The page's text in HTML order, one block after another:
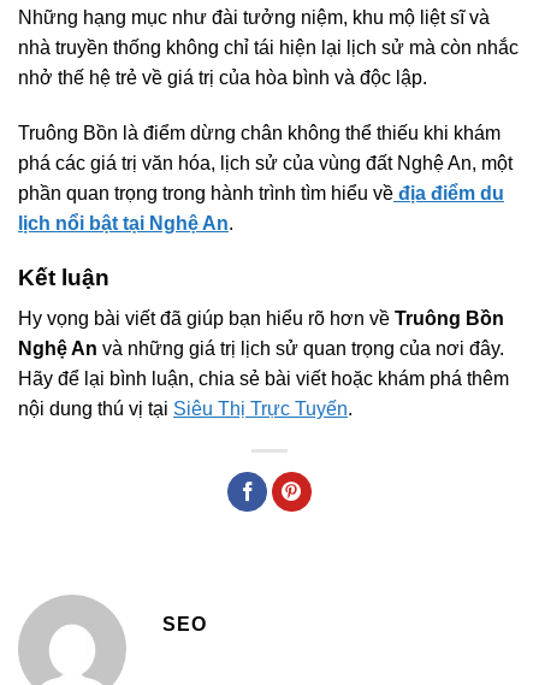
Những hạng mục như đài tưởng niệm, khu mộ liệt sĩ và
nhà truyền thống không chỉ tái hiện lại lịch sử mà còn nhắc
nhở thế hệ trẻ về giá trị của hòa bình và độc lập.
Truông Bồn là điểm dừng chân không thể thiếu khi khám
phá các giá trị văn hóa, lịch sử của vùng đất Nghệ An, một
phần quan trọng trong hành trình tìm hiểu về địa điểm du
lịch nổi bật tại Nghệ An.
Kết luận
Hy vọng bài viết đã giúp bạn hiểu rõ hơn về Truông Bồn
Nghệ An và những giá trị lịch sử quan trọng của nơi đây.
Hãy để lại bình luận, chia sẻ bài viết hoặc khám phá thêm
nội dung thú vị tại Siêu Thị Trực Tuyến.
SEO